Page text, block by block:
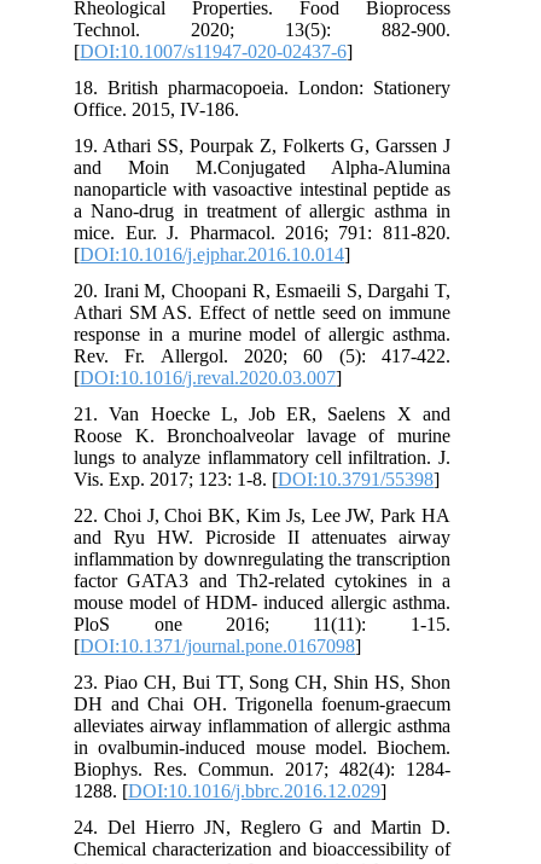
Rheological Properties. Food Bioprocess
Technol. 2020; 13(5): 882-900.
[DOI:10.1007/s11947-020-02437-6
18. British pharmacopoeia. London: Stationery
Office. 2015, IV-186.
19. Athari SS, Pourpak Z, Folkerts G, Garssen J
and Moin M.Conjugated Alpha-Alumina
nanoparticle with vasoactive intestinal peptide as
a Nano-drug in treatment of allergic asthma in
mice. Eur. J. Pharmacol. 2016; 791: 811-820.
[DOI:10.1016/j.ejphar.2016.10.014
20. Irani M, Choopani R, Esmaeili S, Dargahi T,
Athari SM AS. Effect of nettle seed on immune
response in a murine model of allergic asthma.
Rev. Fr. Allergol. 2020; 60 (5): 417-422.
[DOI:10.1016/j.reval.2020.03.007
21. Van Hoecke L, Job ER, Saelens X and
Roose K. Bronchoalveolar lavage of murine
lungs to analyze inflammatory cell infiltration. J.
Vis. Exp. 2017; 123: 1-8. [DOI:10.3791/55398
22. Choi J, Choi BK, Kim Js, Lee JW, Park HA
and Ryu HW. Picroside II attenuates airway
inflammation by downregulating the transcription
factor GATA3 and Th2-related cytokines in a
mouse model of HDM- induced allergic asthma.
PloS one 2016; 11(11): 1-15.
[DOI:10.1371/journal.pone.0167098
23. Piao CH, Bui TT, Song CH, Shin HS, Shon
DH and Chai OH. Trigonella foenum-graecum
alleviates airway inflammation of allergic asthma
in ovalbumin-induced mouse model. Biochem.
Biophys. Res. Commun. 2017; 482(4): 1284-
1288. [DOI:10.1016/j.bbrc.2016.12.029
24. Del Hierro JN, Reglero G and Martin D.
Chemical characterization and bioaccessibility of